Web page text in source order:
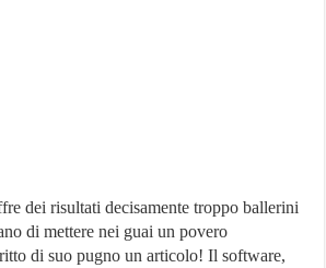
dei risultati decisamente troppo ballerini
di mettere nei guai un povero
di suo pugno un articolo! Il software,